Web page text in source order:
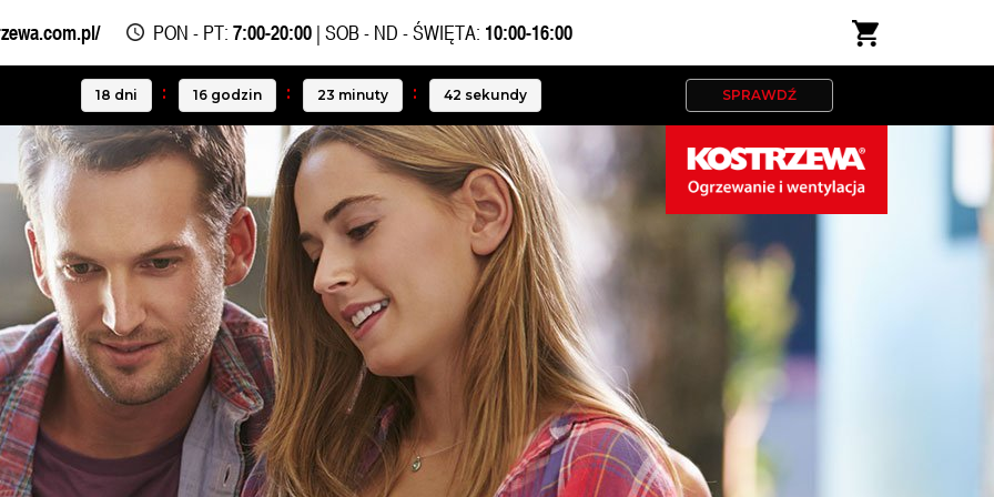
PON - PT: 7:00-20:00 | SOB - ND - ŚWIĘTA: 10:00-16:00
18 dni 16 godzin 23 minuty 41 sekund SPRAWDŹ